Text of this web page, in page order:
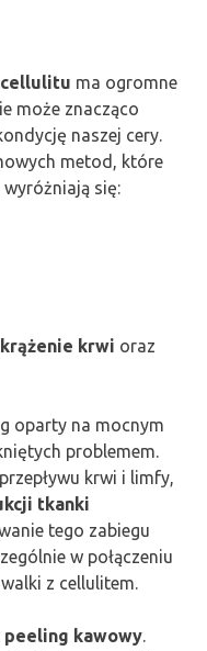
cellulitu ma ogromne
może znacząco
naszej cery.
metod, które
wyróżniają się:
krążenie krwi oraz
oparty na mocnym
problemem.
krwi i limfy,
tkanki
tego zabiegu
w połączeniu
z cellulitem.
peeling kawowy.